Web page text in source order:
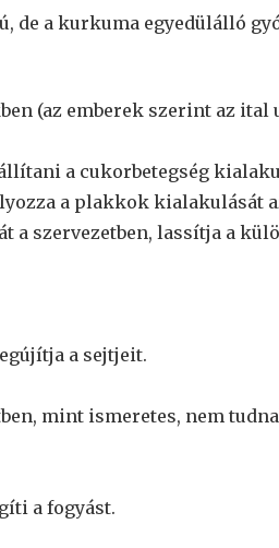
de a kurkuma egyedülálló
(az emberek szerint az
a cukorbetegség
a plakkok kialakulását
a szervezetben, lassítja a
a sejtjeit.
mint ismeretes, nem
a fogyást.